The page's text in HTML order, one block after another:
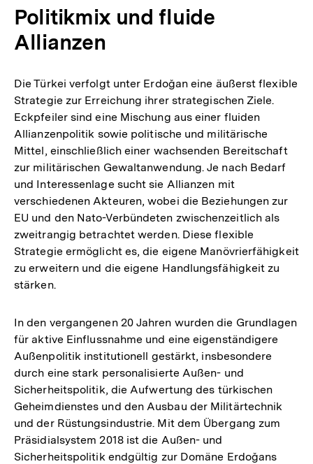
Politikmix und fluide
Allianzen
Die Türkei verfolgt unter Erdoğan eine äußerst flexible
Strategie zur Erreichung ihrer strategischen Ziele.
Eckpfeiler sind eine Mischung aus einer fluiden
Allianzenpolitik sowie politische und militärische
Mittel, einschließlich einer wachsenden Bereitschaft
zur militärischen Gewaltanwendung. Je nach Bedarf
und Interessenlage sucht sie Allianzen mit
verschiedenen Akteuren, wobei die Beziehungen zur
EU und den Nato-Verbündeten zwischenzeitlich als
zweitrangig betrachtet werden. Diese flexible
Strategie ermöglicht es, die eigene Manövrierfähigkeit
zu erweitern und die eigene Handlungsfähigkeit zu
stärken.
In den vergangenen 20 Jahren wurden die Grundlagen
für aktive Einflussnahme und eine eigenständigere
Außenpolitik institutionell gestärkt, insbesondere
durch eine stark personalisierte Außen- und
Sicherheitspolitik, die Aufwertung des türkischen
Geheimdienstes und den Ausbau der Militärtechnik
und der Rüstungsindustrie. Mit dem Übergang zum
Präsidialsystem 2018 ist die Außen- und
Sicherheitspolitik endgültig zur Domäne Erdoğans